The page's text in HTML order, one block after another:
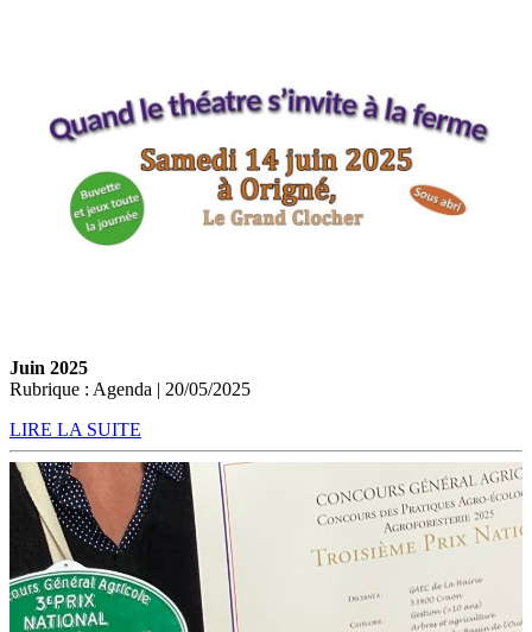
Juin 2025
Rubrique : Agenda | 20/05/2025
LIRE LA SUITE